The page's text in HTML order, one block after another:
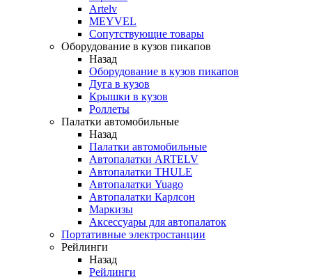
Artelv
MEYVEL
Сопутствующие товары
Оборудование в кузов пикапов
Назад
Оборудование в кузов пикапов
Дуга в кузов
Крышки в кузов
Роллеты
Палатки автомобильные
Назад
Палатки автомобильные
Автопалатки ARTELV
Автопалатки THULE
Автопалатки Yuago
Автопалатки Карлсон
Маркизы
Аксессуары для автопалаток
Портативные электростанции
Рейлинги
Назад
Рейлинги